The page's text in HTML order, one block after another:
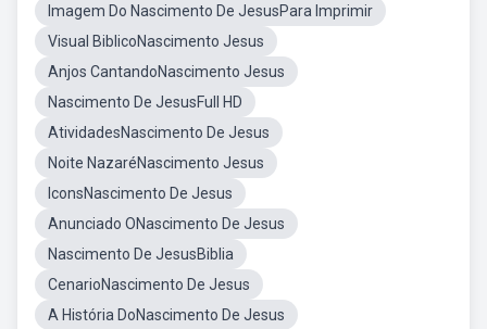
Imagem Do Nascimento De JesusPara Imprimir
Visual BiblicoNascimento Jesus
Anjos CantandoNascimento Jesus
Nascimento De JesusFull HD
AtividadesNascimento De Jesus
Noite NazaréNascimento Jesus
IconsNascimento De Jesus
Anunciado ONascimento De Jesus
Nascimento De JesusBiblia
CenarioNascimento De Jesus
A História DoNascimento De Jesus